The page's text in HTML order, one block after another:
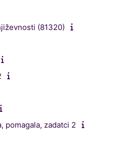
(81320)
pomagala, zadatci 2